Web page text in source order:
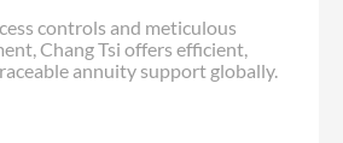
controls and meticulous
Chang Tsi offers efficient,
annuity support globally.